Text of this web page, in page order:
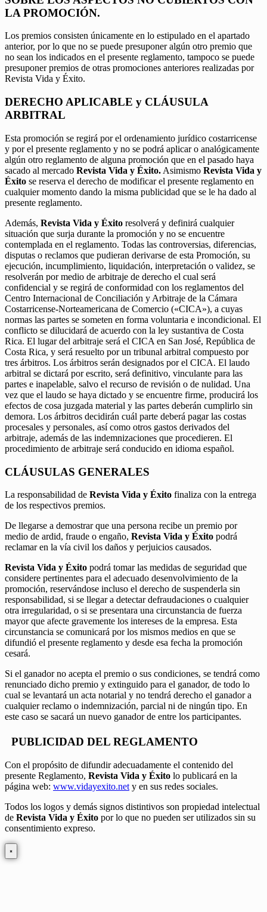
LA PROMOCIÓN.
Los premios consisten únicamente en lo estipulado en el apartado
anterior, por lo que no se puede presuponer algún otro premio que
no sean los indicados en el presente reglamento, tampoco se puede
presuponer premios de otras promociones anteriores realizadas por
Revista Vida y Éxito.
DERECHO APLICABLE y CLÁUSULA
ARBITRAL
Esta promoción se regirá por el ordenamiento jurídico costarricense
y por el presente reglamento y no se podrá aplicar o analógicamente
algún otro reglamento de alguna promoción que en el pasado haya
sacado al mercado Revista Vida y Éxito. Asimismo Revista Vida y
Éxito se reserva el derecho de modificar el presente reglamento en
cualquier momento dando la misma publicidad que se le ha dado al
presente reglamento.
Además, Revista Vida y Éxito resolverá y definirá cualquier
situación que surja durante la promoción y no se encuentre
contemplada en el reglamento. Todas las controversias, diferencias,
disputas o reclamos que pudieran derivarse de esta Promoción, su
ejecución, incumplimiento, liquidación, interpretación o validez, se
resolverán por medio de arbitraje de derecho el cual será
confidencial y se regirá de conformidad con los reglamentos del
Centro Internacional de Conciliación y Arbitraje de la Cámara
Costarricense-Norteamericana de Comercio («CICA»), a cuyas
normas las partes se someten en forma voluntaria e incondicional. El
conflicto se dilucidará de acuerdo con la ley sustantiva de Costa
Rica. El lugar del arbitraje será el CICA en San José, República de
Costa Rica, y será resuelto por un tribunal arbitral compuesto por
tres árbitros. Los árbitros serán designados por el CICA. El laudo
arbitral se dictará por escrito, será definitivo, vinculante para las
partes e inapelable, salvo el recurso de revisión o de nulidad. Una
vez que el laudo se haya dictado y se encuentre firme, producirá los
efectos de cosa juzgada material y las partes deberán cumplirlo sin
demora. Los árbitros decidirán cuál parte deberá pagar las costas
procesales y personales, así como otros gastos derivados del
arbitraje, además de las indemnizaciones que procedieren. El
procedimiento de arbitraje será conducido en idioma español.
CLÁUSULAS GENERALES
La responsabilidad de Revista Vida y Éxito finaliza con la entrega
de los respectivos premios.
De llegarse a demostrar que una persona recibe un premio por
medio de ardid, fraude o engaño, Revista Vida y Éxito podrá
reclamar en la vía civil los daños y perjuicios causados.
Revista Vida y Éxito podrá tomar las medidas de seguridad que
considere pertinentes para el adecuado desenvolvimiento de la
promoción, reservándose incluso el derecho de suspenderla sin
responsabilidad, si se llegar a detectar defraudaciones o cualquier
otra irregularidad, o si se presentara una circunstancia de fuerza
mayor que afecte gravemente los intereses de la empresa. Esta
circunstancia se comunicará por los mismos medios en que se
difundió el presente reglamento y desde esa fecha la promoción
cesará.
Si el ganador no acepta el premio o sus condiciones, se tendrá como
renunciado dicho premio y extinguido para el ganador, de todo lo
cual se levantará un acta notarial y no tendrá derecho el ganador a
cualquier reclamo o indemnización, parcial ni de ningún tipo. En
este caso se sacará un nuevo ganador de entre los participantes.
PUBLICIDAD DEL REGLAMENTO
Con el propósito de difundir adecuadamente el contenido del
presente Reglamento, Revista Vida y Éxito lo publicará en la
página web: www.vidayexito.net y en sus redes sociales.
Todos los logos y demás signos distintivos son propiedad intelectual
de Revista Vida y Éxito por lo que no pueden ser utilizados sin su
consentimiento expreso.
×